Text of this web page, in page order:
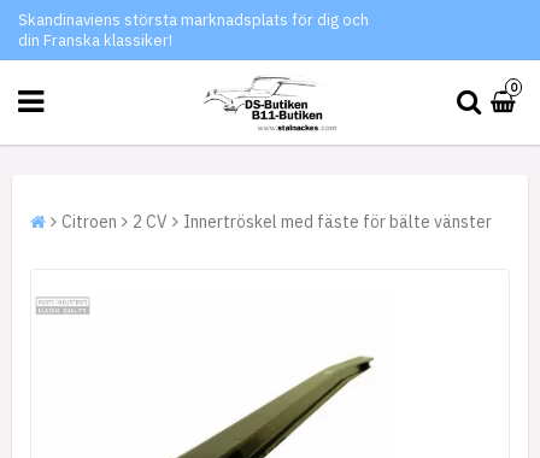
Skandinaviens största marknadsplats för dig och
din Franska klassiker!
0
Citroen 2 CV Innertröskel med fäste för bälte vänster